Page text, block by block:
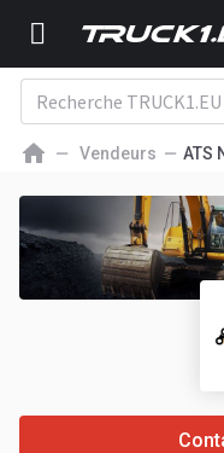
Vendeurs ATS